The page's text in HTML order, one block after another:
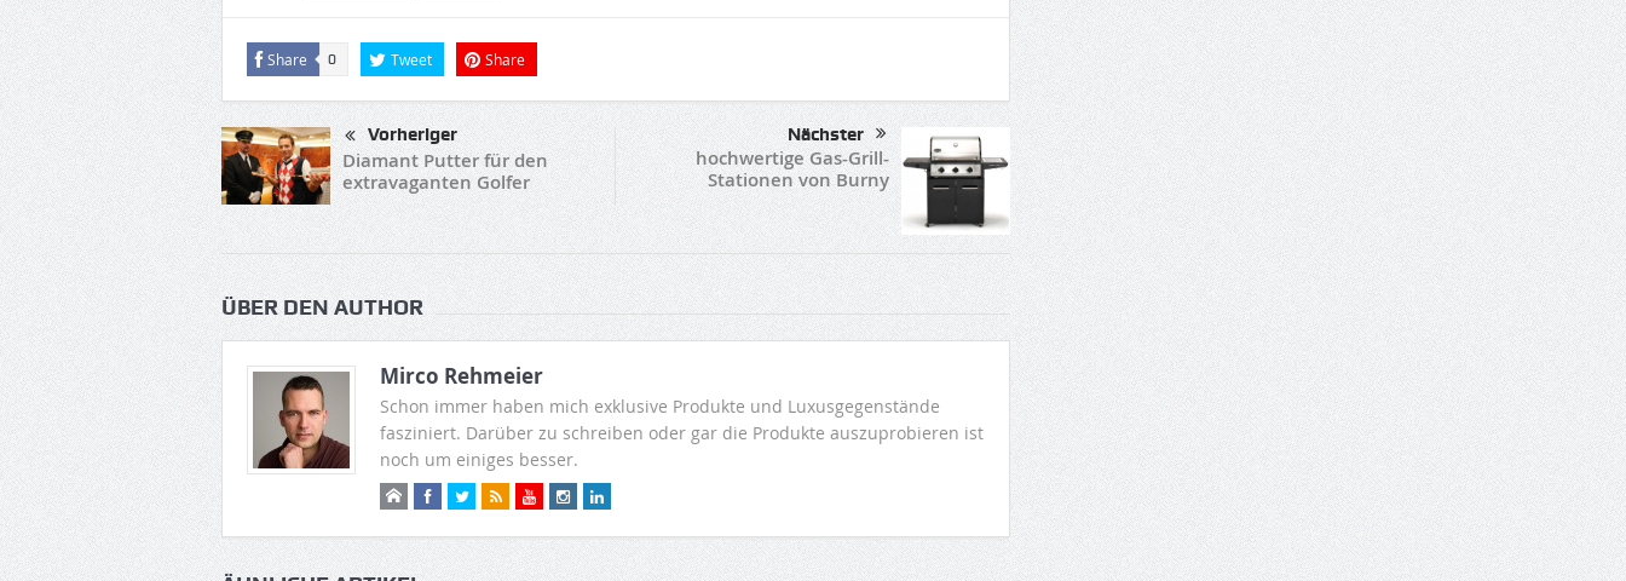
Share 0 Tweet Share
Vorheriger
Diamant Putter für den
extravaganten Golfer
Nächster
hochwertige Gas-Grill-
Stationen von Burny
ÜBER DEN AUTHOR
Mirco Rehmeier
Schon immer haben mich exklusive Produkte und Luxusgegenstände
fasziniert. Darüber zu schreiben oder gar die Produkte auszuprobieren ist
noch um einiges besser.